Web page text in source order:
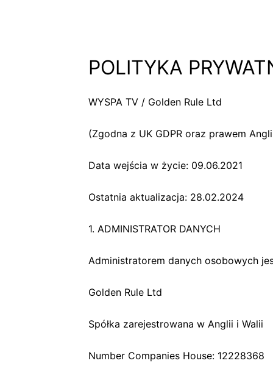
POLITYKA
WYSPA TV / Golden Rule Ltd
(Zgodna z UK GDPR oraz prawem
Data wejścia w życie: 09.06.2021
Ostatnia aktualizacja: 28.02.2024
1. ADMINISTRATOR DANYCH
Administratorem danych osobowych
Golden Rule Ltd
Spółka zarejestrowana w Anglii i Walii
Number Companies House: 12228368